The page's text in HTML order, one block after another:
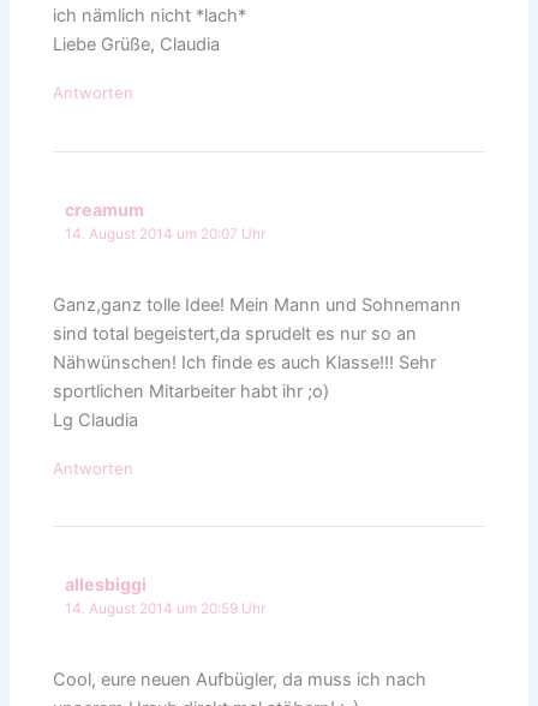
ich nämlich nicht *lach*
Liebe Grüße, Claudia
Antworten
creamum
14. August 2014 um 20:07 Uhr
Ganz,ganz tolle Idee! Mein Mann und Sohnemann
sind total begeistert,da sprudelt es nur so an
Nähwünschen! Ich finde es auch Klasse!!! Sehr
sportlichen Mitarbeiter habt ihr ;o)
Lg Claudia
Antworten
allesbiggi
14. August 2014 um 20:59 Uhr
Cool, eure neuen Aufbügler, da muss ich nach